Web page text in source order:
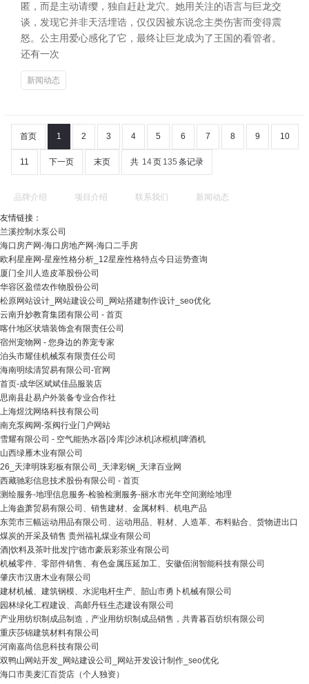
匿，而是主动请缨，独自赶赴龙穴。她用关注的语言与巨龙交
谈，发现它并非天活埋诰，仅仅因被东说念主类伤害而变得震
怒。公主用爱心感化了它，最终让巨龙成为了王国的看管者。
还有一次
新闻动态
首页 1 2 3 4 5 6 7 8 9 10
11 下一页 末页 共 14页 135 条记录
品牌介绍 项目介绍 联系我们 新闻动态
友情链接：
兰溪控制水泵公司
海口房产网-海口房地产网-海口二手房
欧利星座网-星座性格分析_12星座性格特点今日运势查询
厦门全川人造皮革股份公司
华容区盈偿农作物股份公司
松原网站设计_网站建设公司_网站搭建制作设计_seo优化
云南升妙教育集团有限公司 - 首页
喀什地区状墙装饰盒有限责任公司
宿州宠物网 - 您身边的养宠专家
泊头市耀佳机械泵有限责任公司
海南明续清贸易有限公司-官网
首页-成华区斌斌佳品服装店
思南县赴易户外装备专业合作社
上海煜沈网络科技有限公司
南充泵阀网-泵阀行业门户网站
雪耀有限公司 - 空气能热水器|冷库|沙冰机|冰棍机|啤酒机
山西绿雁木业有限公司
26_天津明珠彩板有限公司_天津彩钢_天津百业网
西藏驰彩信息技术股份有限公司 - 首页
测绘服务-地理信息服务-检验检测服务-丽水市光年空间测绘地理
上海盎萧贸易有限公司、销售建材、金属材料、机电产品
东莞市三幅运动用品有限公司、运动用品、鞋材、人造革、布料贴合、货物进出口
煤炭的开采及销售 贵州福礼煤业有限公司
酒|饮料及茶叶批发|宁德市豪辰彩茶业有限公司
机械零件、零部件销售、有色金属压延加工、安徽佰润智能科技有限公司
肇庆市汉唐木业有限公司
建材机械、建筑钢模、水泥电杆生产、韶山市勇卜机械有限公司
园林绿化工程建设、高邮丹钰生态建设有限公司
产业用纺织制成品制造，产业用纺织制成品销售，共青暮百纺织有限公司
重庆莎锦建筑材料有限公司
河南嘉尚信息科技有限公司
双鸭山网站开发_网站建设公司_网站开发设计制作_seo优化
海口市美麦汇百货店（个人独资）